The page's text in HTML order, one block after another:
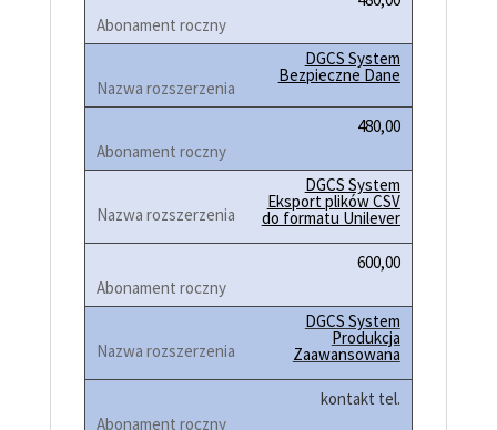
DGCS System
Bezpieczne Dane
480,00
DGCS System
Eksport plików CSV
do formatu Unilever
600,00
DGCS System
Produkcja
Zaawansowana
kontakt tel.